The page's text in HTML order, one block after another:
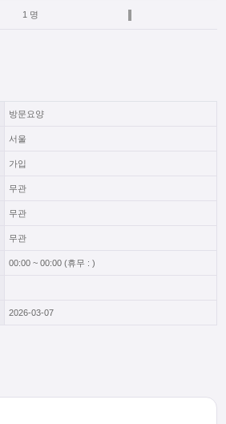
1 명
방문요양
서울
가입
무관
무관
무관
00:00 ~ 00:00 (휴무 : )
2026-03-07